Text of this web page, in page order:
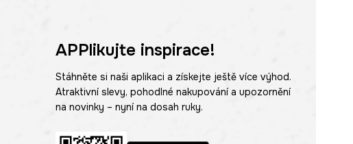
APPlikujte inspirace!
Stáhněte si naši aplikaci a získejte ještě více výhod.
Atraktivní slevy, pohodlné nakupování a upozornění
na novinky – nyní na dosah ruky.